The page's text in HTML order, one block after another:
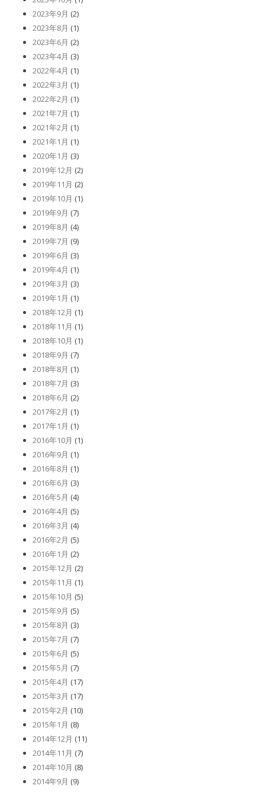
2023年9月 (2)
2023年8月 (1)
2023年6月 (2)
2023年4月 (3)
2022年4月 (1)
2022年3月 (1)
2022年2月 (1)
2021年7月 (1)
2021年2月 (1)
2021年1月 (1)
2020年1月 (3)
2019年12月 (2)
2019年11月 (2)
2019年10月 (1)
2019年9月 (7)
2019年8月 (4)
2019年7月 (9)
2019年6月 (3)
2019年4月 (1)
2019年3月 (3)
2019年1月 (1)
2018年12月 (1)
2018年11月 (1)
2018年10月 (1)
2018年9月 (7)
2018年8月 (1)
2018年7月 (3)
2018年6月 (2)
2017年2月 (1)
2017年1月 (1)
2016年10月 (1)
2016年9月 (1)
2016年8月 (1)
2016年6月 (3)
2016年5月 (4)
2016年4月 (5)
2016年3月 (4)
2016年2月 (5)
2016年1月 (2)
2015年12月 (2)
2015年11月 (1)
2015年10月 (5)
2015年9月 (5)
2015年8月 (3)
2015年7月 (7)
2015年6月 (5)
2015年5月 (7)
2015年4月 (17)
2015年3月 (17)
2015年2月 (10)
2015年1月 (8)
2014年12月 (11)
2014年11月 (7)
2014年10月 (8)
2014年9月 (9)